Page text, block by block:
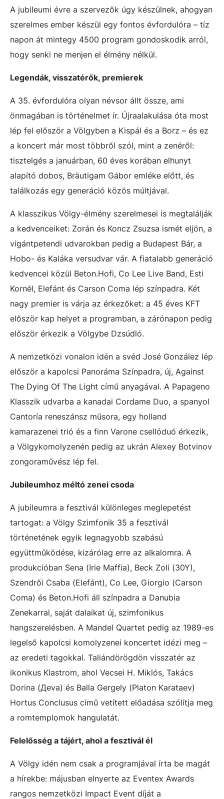
A jubileumi évre a szervezők úgy készülnek, ahogyan
szerelmes ember készül egy fontos évfordulóra – tíz
napon át mintegy 4500 program gondoskodik arról,
hogy senki ne menjen el élmény nélkül.
Legendák, visszatérők, premierek
A 35. évfordulóra olyan névsor állt össze, ami
önmagában is történelmet ír. Újraalakulása óta most
lép fel először a Völgyben a Kispál és a Borz – és ez
a koncert már most többről szól, mint a zenéről:
tisztelgés a januárban, 60 éves korában elhunyt
alapító dobos, Bräutigam Gábor emléke előtt, és
találkozás egy generáció közös múltjával.
A klasszikus Völgy-élmény szerelmesei is megtalálják
a kedvenceiket: Zorán és Koncz Zsuzsa ismét eljön, a
vigántpetendi udvarokban pedig a Budapest Bár, a
Hobo- és Kaláka versudvar vár. A fiatalabb generáció
kedvencei közül Beton.Hofi, Co Lee Live Band, Esti
Kornél, Elefánt és Carson Coma lép színpadra. Két
nagy premier is várja az érkezőket: a 45 éves KFT
először kap helyet a programban, a zárónapon pedig
először érkezik a Völgybe Dzsúdló.
A nemzetközi vonalon idén a svéd José González lép
először a kapolcsi Panoráma Színpadra, új, Against
The Dying Of The Light című anyagával. A Papageno
Klasszik udvarba a kanadai Cordame Duo, a spanyol
Cantoría reneszánsz műsora, egy holland
kamarazenei trió és a finn Varone csellóduó érkezik,
a Völgykomolyzenén pedig az ukrán Alexey Botvinov
zongoraművész lép fel.
Jubileumhoz méltó zenei csoda
A jubileumra a fesztivál különleges meglepetést
tartogat: a Völgy Szimfonik 35 a fesztivál
történetének egyik legnagyobb szabású
együttműködése, kizárólag erre az alkalomra. A
produkcióban Sena (Irie Maffia), Beck Zoli (30Y),
Szendrői Csaba (Elefánt), Co Lee, Giorgio (Carson
Coma) és Beton.Hofi áll színpadra a Danubia
Zenekarral, saját dalaikat új, szimfonikus
hangszerelésben. A Mandel Quartet pedig az 1989-es
legelső kapolcsi komolyzenei koncertet idézi meg –
az eredeti tagokkal. Taliándörögdön visszatér az
ikonikus Klastrom, ahol Vecsei H. Miklós, Takács
Dorina (Дeva) és Balla Gergely (Platon Karataev)
Hortus Conclusus című vetített előadása szólítja meg
a romtemplomok hangulatát.
Felelősség a tájért, ahol a fesztivál él
A Völgy idén nem csak a programjával írta be magát
a hírekbe: májusban elnyerte az Eventex Awards
rangos nemzetközi Impact Event díját a